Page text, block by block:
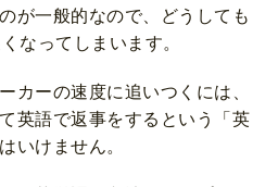
が一般的なので、どうしても
なってしまいます。
カーの速度に追いつくには、
英語で返事をするという「英
いけません。